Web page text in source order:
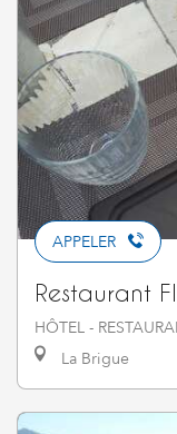
APPELER
Restaurant
HÔTEL -
La Brigue